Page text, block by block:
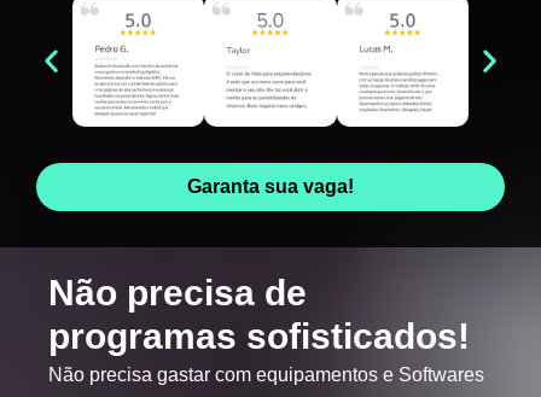
Garanta sua vaga!
Não precisa de
programas sofisticados!
Não precisa gastar com equipamentos e Softwares